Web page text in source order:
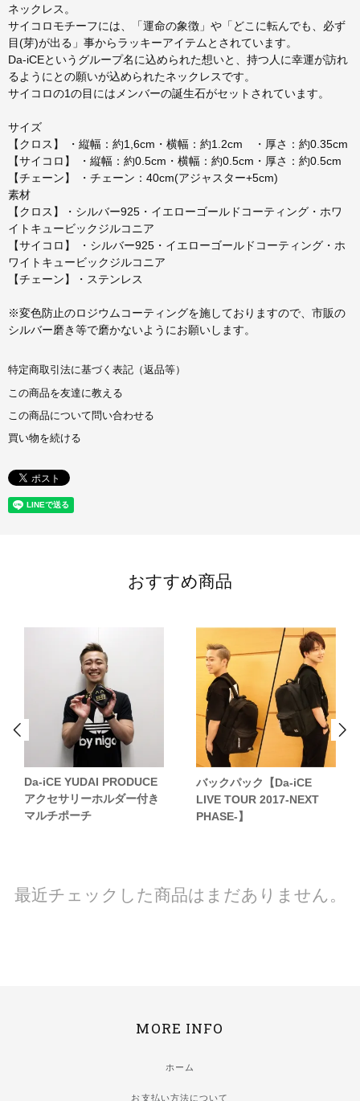
ネックレス。
サイコロモチーフには、「運命の象徴」や「どこに転んでも、必ず
目(芽)が出る」事からラッキーアイテムとされています。
Da-iCEというグループ名に込められた想いと、持つ人に幸運が訪れ
るようにとの願いが込められたネックレスです。
サイコロの1の目にはメンバーの誕生石がセットされています。
サイズ
【クロス】 ・縦幅：約1,6cm・横幅：約1.2cm ・厚さ：約0.35cm
【サイコロ】 ・縦幅：約0.5cm・横幅：約0.5cm・厚さ：約0.5cm
【チェーン】 ・チェーン：40cm(アジャスター+5cm)
素材
【クロス】・シルバー925・イエローゴールドコーティング・ホワ
イトキュービックジルコニア
【サイコロ】 ・シルバー925・イエローゴールドコーティング・ホ
ワイトキュービックジルコニア
【チェーン】・ステンレス
※変色防止のロジウムコーティングを施しておりますので、市販の
シルバー磨き等で磨かないようにお願いします。
特定商取引法に基づく表記（返品等）
この商品を友達に教える
この商品について問い合わせる
買い物を続ける
おすすめ商品
Da-iCE YUDAI PRODUCE
アクセサリーホルダー付き
マルチポーチ
バックパック【Da-iCE
LIVE TOUR 2017-NEXT
PHASE-】
最近チェックした商品はまだありません。
MORE INFO
ホーム
お支払い方法について